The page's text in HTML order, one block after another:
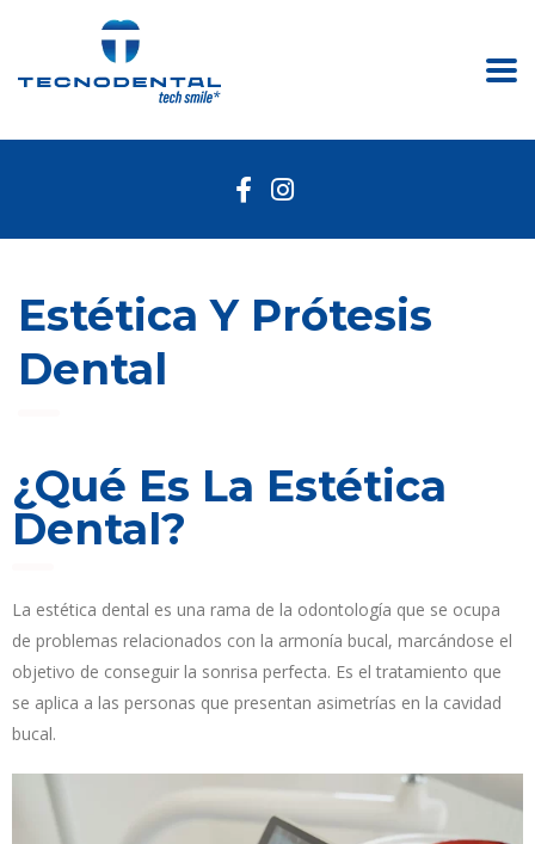
Estética Y Prótesis
Dental
¿Qué Es La Estética
Dental?
La estética dental es una rama de la odontología que se ocupa
de problemas relacionados con la armonía bucal, marcándose el
objetivo de conseguir la sonrisa perfecta. Es el tratamiento que
se aplica a las personas que presentan asimetrías en la cavidad
bucal.